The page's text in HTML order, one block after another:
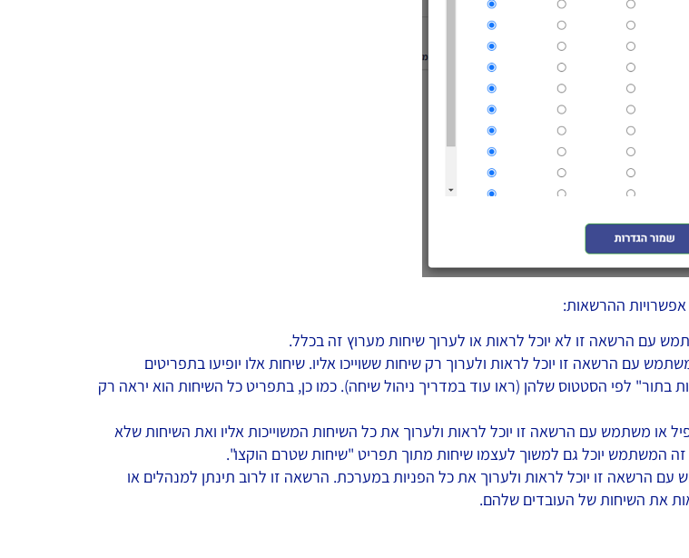
ההרשאות:
עם הרשאה זו לא יוכל לראות או לערוך שיחות מערוץ זה בכלל.
עם הרשאה זו יוכל לראות ולערוך רק שיחות ששוייכו אליו. שיחות אלו יופיעו בתפריטים
בתור" לפי הסטטוס שלהן (ראו עוד במדריך ניהול שיחה). כמו כן, בתפריט כל השיחות הוא יראה רק
או משתמש עם הרשאה זו יוכל לראות ולערוך את כל השיחות המשוייכות אליו ואת השיחות שלא
המשתמש יוכל גם למשוך לעצמו שיחות מתוך תפריט "שיחות שטרם הוקצו".
עם הרשאה זו יוכל לראות ולערוך את כל הפניות במערכת. הרשאה זו לרוב תינתן למנהלים או
את השיחות של העובדים שלהם.